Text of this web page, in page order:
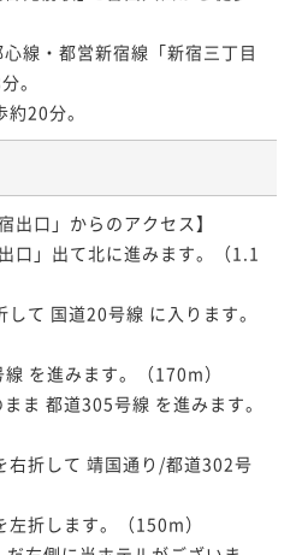
線・都営新宿線「新宿三丁目
。
20分。
出口」からのアクセス】
口」出て北に進みます。（1.1
て 国道20号線 に入ります。
を進みます。（170m）
ま 都道305号線 を進みます。
右折して 靖国通り/都道302号
折します。（150m）